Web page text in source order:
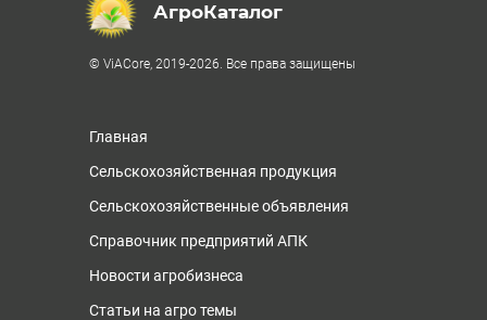
АгроКаталог
© ViACore, 2019-2026. Все права защищены
Главная
Сельскохозяйственная продукция
Сельскохозяйственные объявления
Справочник предприятий АПК
Новости агробизнеса
Статьи на агро темы